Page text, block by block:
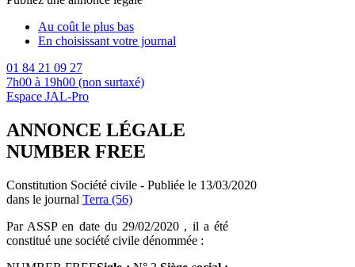
Au coût le plus bas
En choisissant votre journal
01 84 21 09 27
7h00 à 19h00 (non surtaxé)
Espace JAL-Pro
ANNONCE LÉGALE
NUMBER FREE
Constitution Société civile - Publiée le 13/03/2020
dans le journal Terra (56)
Par ASSP en date du 29/02/2020 , il a été
constitué une société civile dénommée :